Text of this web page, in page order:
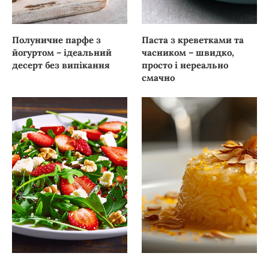
Полуничне парфе з
йогуртом – ідеальний
десерт без випікання
Паста з креветками та
часником – швидко,
просто і нереально
смачно